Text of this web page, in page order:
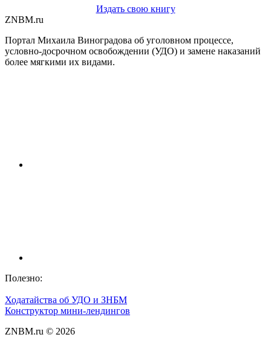
Издать свою книгу
ZNBM.ru
Портал Михаила Виноградова об уголовном процессе,
условно-досрочном освобождении (УДО) и замене наказаний
более мягкими их видами.
Полезно:
Ходатайства об УДО и ЗНБМ
Конструктор мини-лендингов
ZNBM.ru © 2026